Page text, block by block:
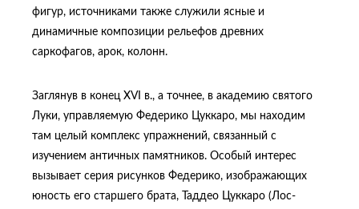
фигур, источниками также служили ясные и
динамичные композиции рельефов древних
саркофагов, арок, колонн.
Заглянув в конец XVI в., а точнее, в академию святого
Луки, управляемую Федерико Цуккаро, мы находим
там целый комплекс упражнений, связанный с
изучением античных памятников. Особый интерес
вызывает серия рисунков Федерико, изображающих
юность его старшего брата, Таддео Цуккаро (Лос-